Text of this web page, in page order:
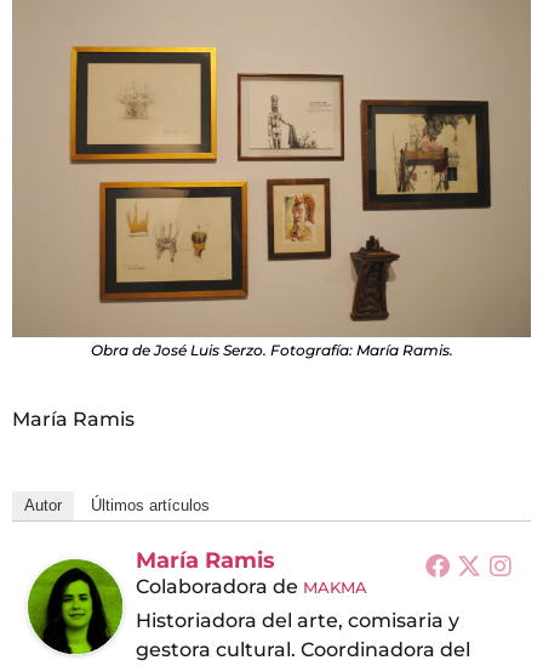
Obra de José Luis Serzo. Fotografía: María Ramis.
María Ramis
Autor Últimos artículos
María Ramis
Colaboradora de MAKMA
Historiadora del arte, comisaria y
gestora cultural. Coordinadora del